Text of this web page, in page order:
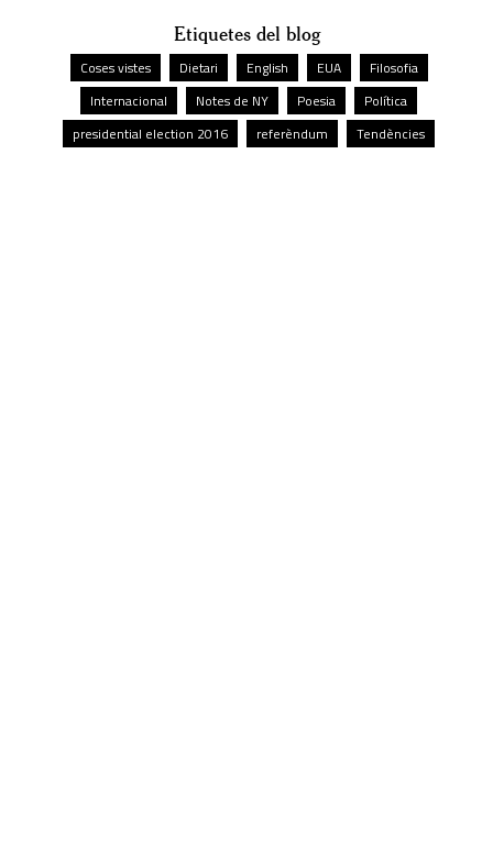
Etiquetes del blog
Coses vistes Dietari English EUA
Filosofia
Internacional
Notes de NY Poesia
Política
presidential election 2016
referèndum Tendències